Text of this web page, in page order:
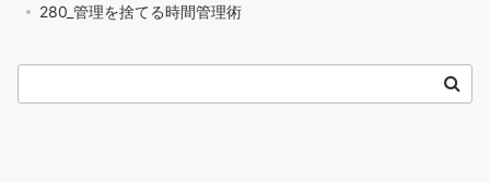
280_管理を捨てる時間管理術